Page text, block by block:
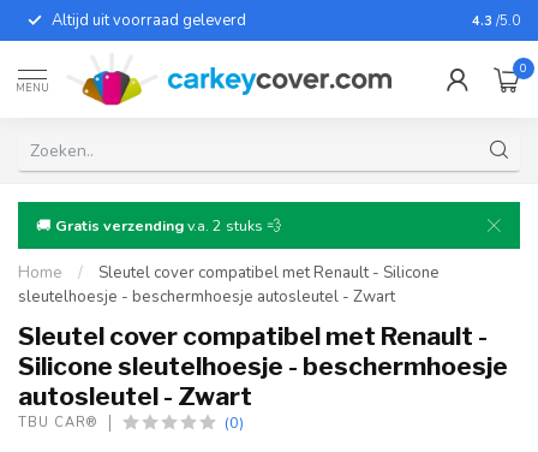
Altijd uit voorraad geleverd Voor
4.3 /5.0
MENU
0
🚚 Gratis verzendingv.a. 2 stuks 💨
Home /
Sleutel cover compatibel met Renault - Silicone
sleutelhoesje - beschermhoesje autosleutel - Zwart
Sleutel cover compatibel met Renault -
Silicone sleutelhoesje - beschermhoesje
autosleutel - Zwart
TBU CAR® (0)